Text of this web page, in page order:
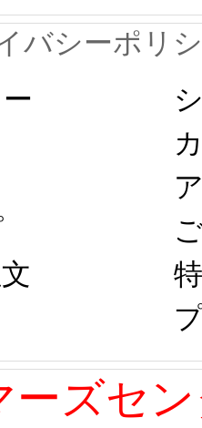
日
ら
プレ
新春
字半
第二
たし
ル期
バシーポリ
ーズセ